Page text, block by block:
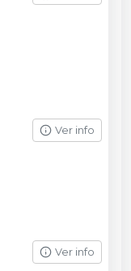
Ver info
Ver info